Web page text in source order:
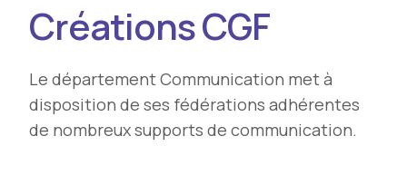
Créations CGF
Le département Communication met à
disposition de ses fédérations adhérentes
de nombreux supports de communication.